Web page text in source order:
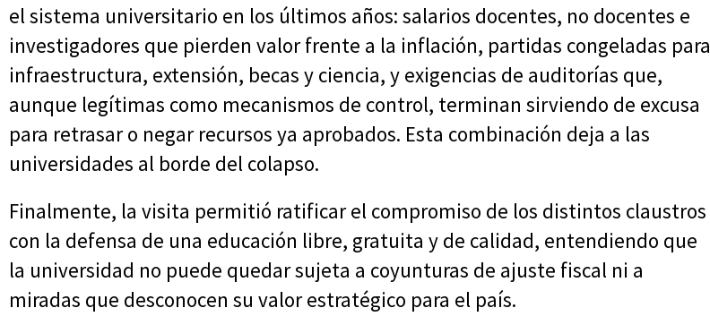
el sistema universitario en los últimos años: salarios docentes, no docentes e
investigadores que pierden valor frente a la inflación, partidas congeladas para
infraestructura, extensión, becas y ciencia, y exigencias de auditorías que,
aunque legítimas como mecanismos de control, terminan sirviendo de excusa
para retrasar o negar recursos ya aprobados. Esta combinación deja a las
universidades al borde del colapso.
Finalmente, la visita permitió ratificar el compromiso de los distintos claustros
con la defensa de una educación libre, gratuita y de calidad, entendiendo que
la universidad no puede quedar sujeta a coyunturas de ajuste fiscal ni a
miradas que desconocen su valor estratégico para el país.